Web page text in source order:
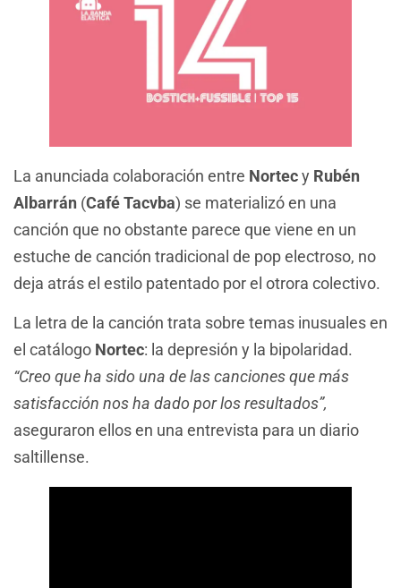
La anunciada colaboración entre Nortecy Rubén
Albarrán (Café Tacvba) se materializó en una
canción que no obstante parece que viene en un
estuche de canción tradicional de pop electroso, no
deja atrás el estilo patentado por el otrora colectivo.
La letra de la canción trata sobre temas inusuales en
el catálogo Nortec: la depresión y la bipolaridad.
“Creo que ha sido una de las canciones que más
satisfacción nos ha dado por los resultados”,
aseguraron ellos en una entrevista para un diario
saltillense.